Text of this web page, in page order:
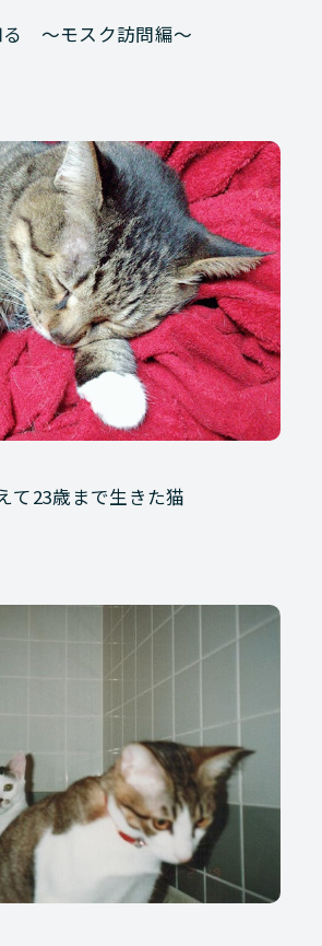
る ～モスク訪問編～
て23歳まで生きた猫